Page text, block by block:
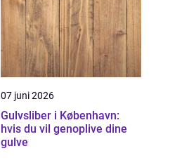
07 juni 2026
Gulvsliber i København:
hvis du vil genoplive dine
gulve